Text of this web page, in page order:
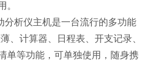
。
分析仪主机是一台流行的多功能
、计算器、日程表、开支记录、
单等功能，可单独使用，随身携